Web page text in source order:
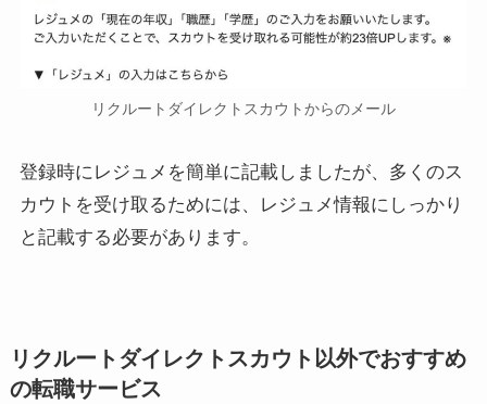
リクルートダイレクトスカウトからのメール
登録時にレジュメを簡単に記載しましたが、多くのス
カウトを受け取るためには、レジュメ情報にしっかり
と記載する必要があります。
リクルートダイレクトスカウト以外でおすすめ
の転職サービス